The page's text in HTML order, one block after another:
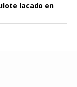
lacado en